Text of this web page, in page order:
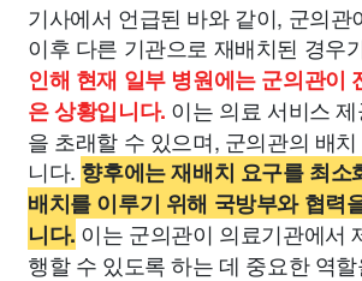
기사에서 언급된 바와 같이, 군의관
이후 다른 기관으로 재배치된 경우
인해 현재 일부 병원에는 군의관이
은 상황입니다. 이는 의료 서비스
을 초래할 수 있으며, 군의관의 배
니다. 향후에는 재배치 요구를 최소
배치를 이루기 위해 국방부와 협력
니다. 이는 군의관이 의료기관에서
행할 수 있도록 하는 데 중요한 역